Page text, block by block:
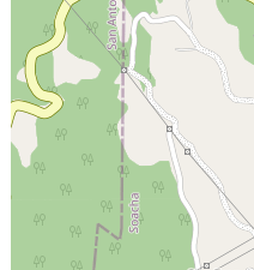
Ventilacion Natural
Patio
Closet De Lino
Servicios Públicos
Pañete
Área Urbana
Cerca A Colegios-
Universidades